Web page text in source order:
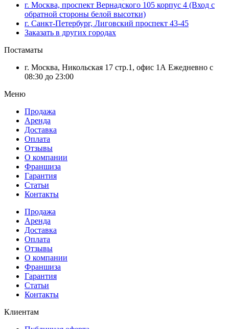
г. Москва, проспект Вернадского 105 корпус 4 (Вход с
обратной стороны белой высотки)
г. Санкт-Петербург, Лиговский проспект 43-45
Заказать в других городах
Постаматы
г. Москва, Никольская 17 стр.1, офис 1А Ежедневно с
08:30 до 23:00
Меню
Продажа
Аренда
Доставка
Оплата
Отзывы
О компании
Франшиза
Гарантия
Статьи
Контакты
Продажа
Аренда
Доставка
Оплата
Отзывы
О компании
Франшиза
Гарантия
Статьи
Контакты
Клиентам